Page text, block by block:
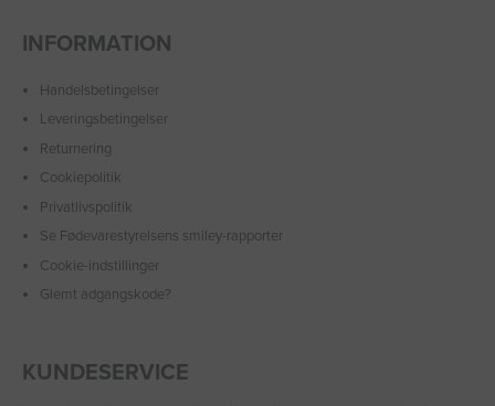
INFORMATION
Handelsbetingelser
Leveringsbetingelser
Returnering
Cookiepolitik
Privatlivspolitik
Se Fødevarestyrelsens smiley-rapporter
Cookie-indstillinger
Glemt adgangskode?
KUNDESERVICE